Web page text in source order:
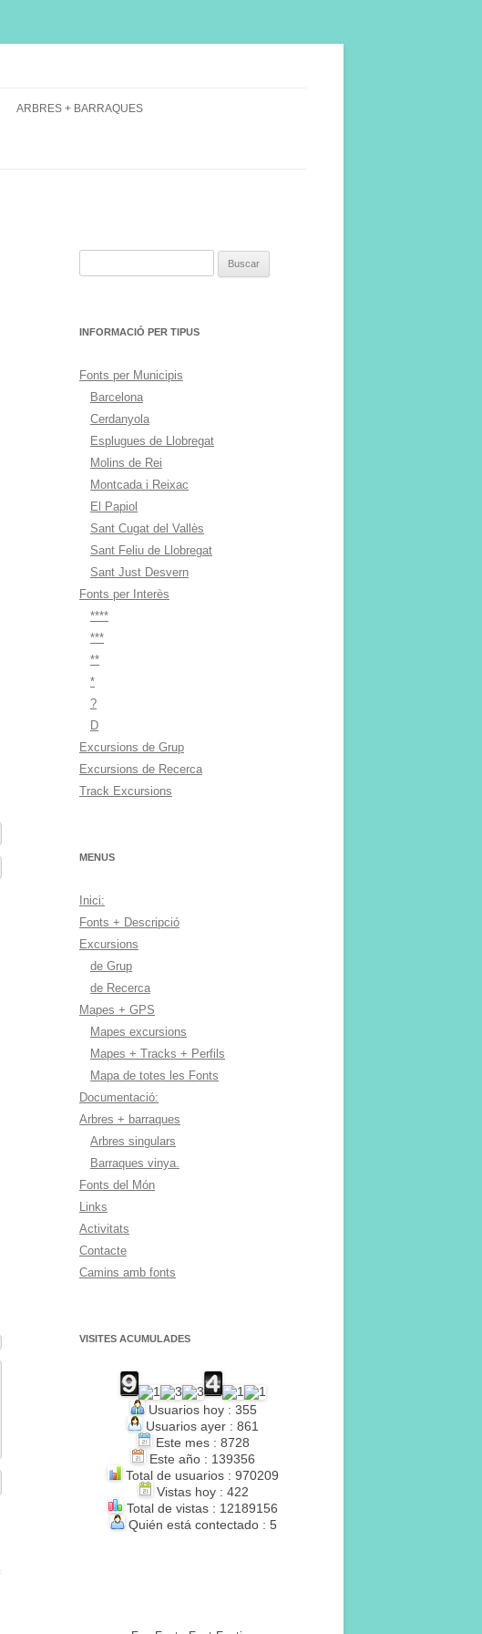
ARBRES + BARRAQUES
INFORMACIÓ PER TIPUS
Fonts per Municipis
Barcelona
Cerdanyola
Esplugues de Llobregat
Molins de Rei
Montcada i Reixac
El Papiol
Sant Cugat del Vallès
Sant Feliu de Llobregat
Sant Just Desvern
Fonts per Interès
****
***
**
*
?
D
Excursions de Grup
Excursions de Recerca
Track Excursions
MENUS
Inici:
Fonts + Descripció
Excursions
de Grup
de Recerca
Mapes + GPS
Mapes excursions
Mapes + Tracks + Perfils
Mapa de totes les Fonts
Documentació:
Arbres + barraques
Arbres singulars
Barraques vinya.
Fonts del Món
Links
Activitats
Contacte
Camins amb fonts
VISITES ACUMULADES
Usuarios hoy : 355
Usuarios ayer : 861
Este mes : 8728
Este año : 139356
Total de usuarios : 970209
Vistas hoy : 422
Total de vistas : 12189156
Quién está contectado : 5